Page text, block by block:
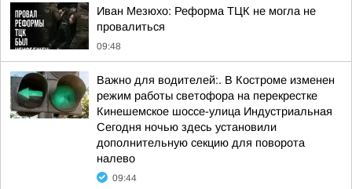
Иван Мезюхо: Реформа ТЦК не могла не
провалиться
09:48
Важно для водителей:. В Костроме изменен
режим работы светофора на перекрестке
Кинешемское шоссе-улица Индустриальная
Сегодня ночью здесь установили
дополнительную секцию для поворота
налево
09:44